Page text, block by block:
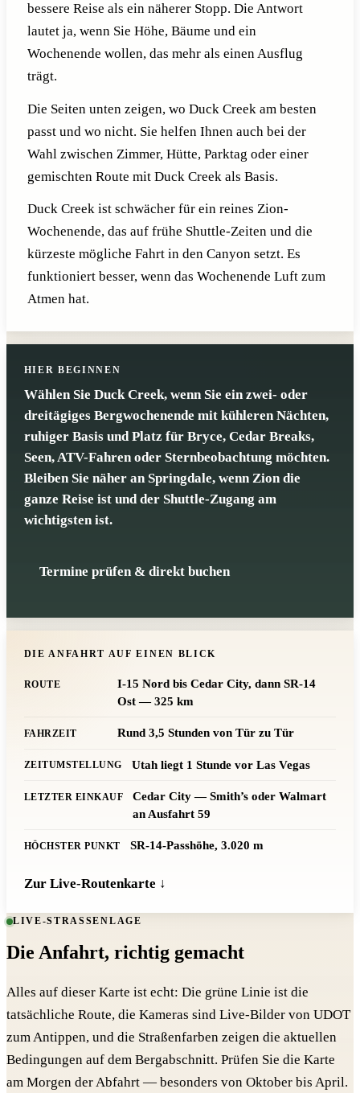
bessere Reise als ein näherer Stopp. Die Antwort
lautet ja, wenn Sie Höhe, Bäume und ein
Wochenende wollen, das mehr als einen Ausflug
trägt.
Die Seiten unten zeigen, wo Duck Creek am besten
passt und wo nicht. Sie helfen Ihnen auch bei der
Wahl zwischen Zimmer, Hütte, Parktag oder einer
gemischten Route mit Duck Creek als Basis.
Duck Creek ist schwächer für ein reines Zion-
Wochenende, das auf frühe Shuttle-Zeiten und die
kürzeste mögliche Fahrt in den Canyon setzt. Es
funktioniert besser, wenn das Wochenende Luft zum
Atmen hat.
HIER BEGINNEN
Wählen Sie Duck Creek, wenn Sie ein zwei- oder
dreitägiges Bergwochenende mit kühleren Nächten,
ruhiger Basis und Platz für Bryce, Cedar Breaks,
Seen, ATV-Fahren oder Sternbeobachtung möchten.
Bleiben Sie näher an Springdale, wenn Zion die
ganze Reise ist und der Shuttle-Zugang am
wichtigsten ist.
Termine prüfen & direkt buchen
DIE ANFAHRT AUF EINEN BLICK
ROUTE
I-15 Nord bis Cedar City, dann SR-14
Ost — 325 km
FAHRZEIT Rund 3,5 Stunden von Tür zu Tür
ZEITUMSTELLUNG Utah liegt 1 Stunde vor Las Vegas
LETZTER EINKAUF
Cedar City — Smith’s oder Walmart
an Ausfahrt 59
HÖCHSTER PUNKT SR-14-Passhöhe, 3.020 m
Zur Live-Routenkarte ↓
LIVE-STRASSENLAGE
Die Anfahrt, richtig gemacht
Alles auf dieser Karte ist echt: Die grüne Linie ist die
tatsächliche Route, die Kameras sind Live-Bilder von UDOT
zum Antippen, und die Straßenfarben zeigen die aktuellen
Bedingungen auf dem Bergabschnitt. Prüfen Sie die Karte
am Morgen der Abfahrt — besonders von Oktober bis April.